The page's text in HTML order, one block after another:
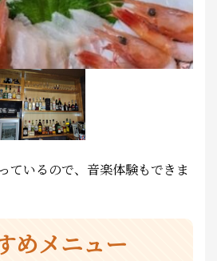
ているので、音楽体験もできま
めメニュー